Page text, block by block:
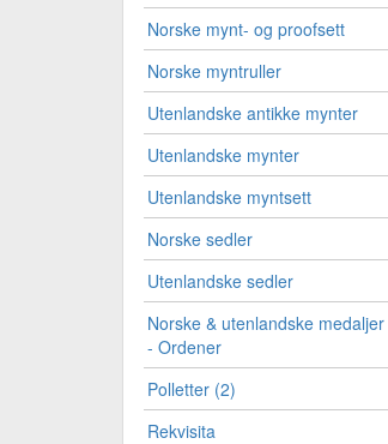
Norske mynt- og proofsett
Norske myntruller
Utenlandske antikke mynter
Utenlandske mynter
Utenlandske myntsett
Norske sedler
Utenlandske sedler
Norske & utenlandske medaljer
- Ordener
Polletter (2)
Rekvisita